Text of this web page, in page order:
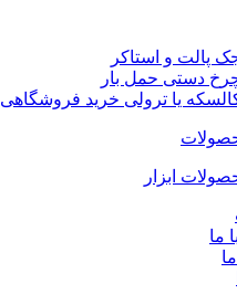
پالت و استاکر
دستی حمل بار
یا ترولی خرید فروشگاهی
ابزار
ما